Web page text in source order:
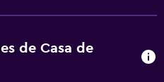
de Casa de